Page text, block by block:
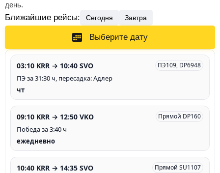
день.
Ближайшие рейсы: Сегодня Завтра
Выберите дату
03:10 KRR → 10:40 SVO ПЭ109, DP6948
ПЭ за 31:30 ч, пересадка: Адлер
чт
09:10 KRR → 12:50 VKO Прямой DP160
Победа за 3:40 ч
ежедневно
10:40 KRR → 14:35 SVO Прямой SU1107